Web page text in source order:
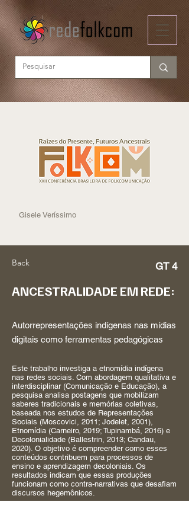
Gisele Veríssimo
Back GT 4
ANCESTRALIDADE EM REDE:
Autorrepresentações indígenas nas mídias
digitais como ferramentas pedagógicas
Este trabalho investiga a etnomídia indígena
nas redes sociais. Com abordagem qualitativa e
interdisciplinar (Comunicação e Educação), a
pesquisa analisa postagens que mobilizam
saberes tradicionais e memórias coletivas,
baseada nos estudos de Representações
Sociais (Moscovici, 2011; Jodelet, 2001),
Etnomídia (Carneiro, 2019; Tupinambá, 2016) e
Decolonialidade (Ballestrin, 2013; Candau,
2020). O objetivo é compreender como esses
conteúdos contribuem para processos de
ensino e aprendizagem decoloniais. Os
resultados indicam que essas produções
funcionam como contra-narrativas que desafiam
discursos hegemônicos.